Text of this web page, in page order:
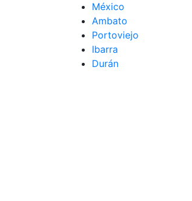
México
Ambato
Portoviejo
Ibarra
Durán